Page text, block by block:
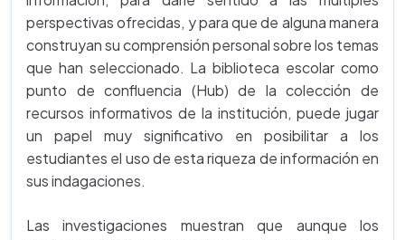
perspectivas ofrecidas, y para que de alguna manera
construyan su comprensión personal sobre los temas
que han seleccionado. La biblioteca escolar como
punto de confluencia (Hub) de la colección de
recursos informativos de la institución, puede jugar
un papel muy significativo en posibilitar a los
estudiantes el uso de esta riqueza de información en
sus indagaciones.
Las investigaciones muestran que aunque los